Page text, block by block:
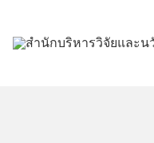
content